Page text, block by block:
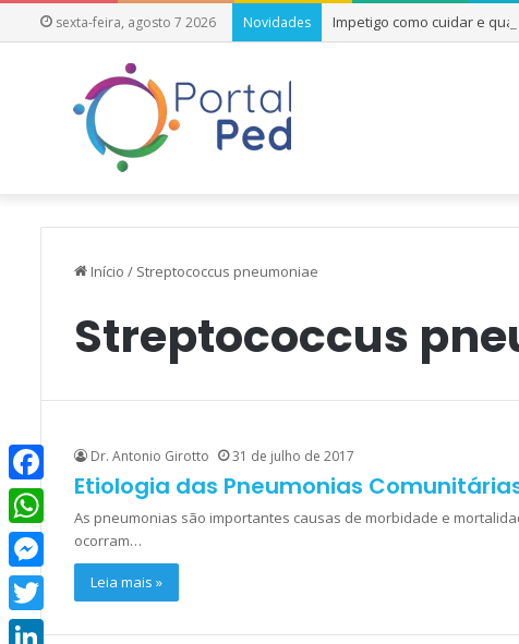
sexta-feira, agosto 7 2026 Novidades Impetigo como cuidar e
Início / Streptococcus pneumoniae
Streptococcus
Dr. Antonio Girotto 31 de julho de 2017
Etiologia das Pneumonias
As pneumonias são importantes causas de morbidade e
ocorram…
Leia mais »
Facebook
WhatsApp
Messenger
Twitter